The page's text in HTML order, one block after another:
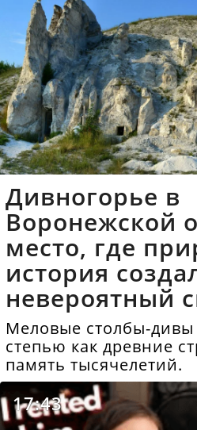
Дивногорье в
Воронежской
место, где
история
невероятный
Меловые столбы-
степью как древние
память тысячелетий.
17:43